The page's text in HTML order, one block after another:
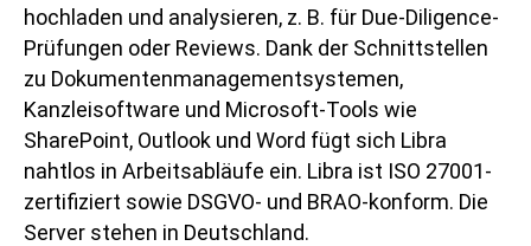
hochladen und analysieren, z. B. für Due-Diligence-
Prüfungen oder Reviews. Dank der Schnittstellen
zu Dokumentenmanagementsystemen,
Kanzleisoftware und Microsoft-Tools wie
SharePoint, Outlook und Word fügt sich Libra
nahtlos in Arbeitsabläufe ein. Libra ist ISO 27001-
zertifiziert sowie DSGVO- und BRAO-konform. Die
Server stehen in Deutschland.